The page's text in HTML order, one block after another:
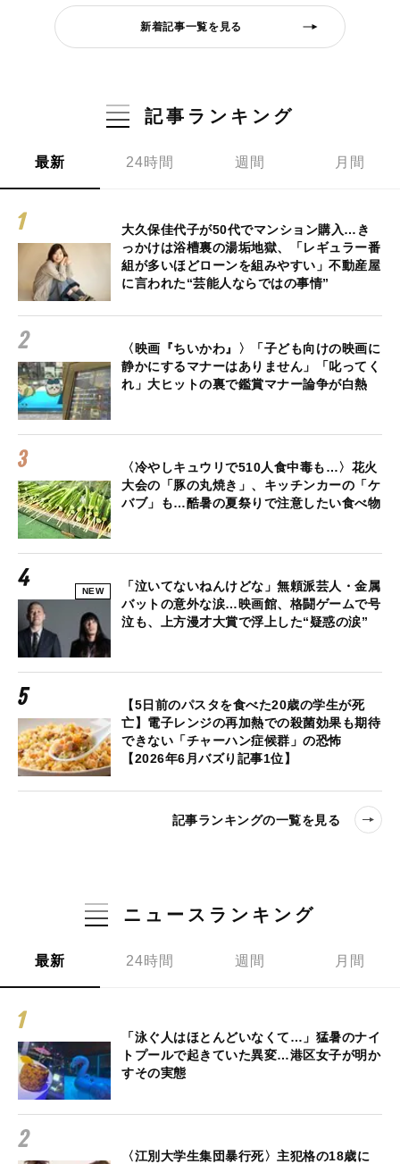
新着記事一覧を見る
記事ランキング
最新 24時間 週間 月間
大久保佳代子が50代でマンション購入…き
っかけは浴槽裏の湯垢地獄、「レギュラー番
組が多いほどローンを組みやすい」不動産屋
に言われた“芸能人ならではの事情”
〈映画『ちいかわ』〉「子ども向けの映画に
静かにするマナーはありません」「叱ってく
れ」大ヒットの裏で鑑賞マナー論争が白熱
〈冷やしキュウリで510人食中毒も…〉花火
大会の「豚の丸焼き」、キッチンカーの「ケ
バブ」も…酷暑の夏祭りで注意したい食べ物
NEW
「泣いてないねんけどな」無頼派芸人・金属
バットの意外な涙…映画館、格闘ゲームで号
泣も、上方漫才大賞で浮上した“疑惑の涙”
【5日前のパスタを食べた20歳の学生が死
亡】電子レンジの再加熱での殺菌効果も期待
できない「チャーハン症候群」の恐怖
【2026年6月バズり記事1位】
記事ランキングの一覧を見る
ニュースランキング
最新 24時間 週間 月間
「泳ぐ人はほとんどいなくて…」猛暑のナイ
トプールで起きていた異変…港区女子が明か
すその実態
〈江別大学生集団暴行死〉主犯格の18歳に